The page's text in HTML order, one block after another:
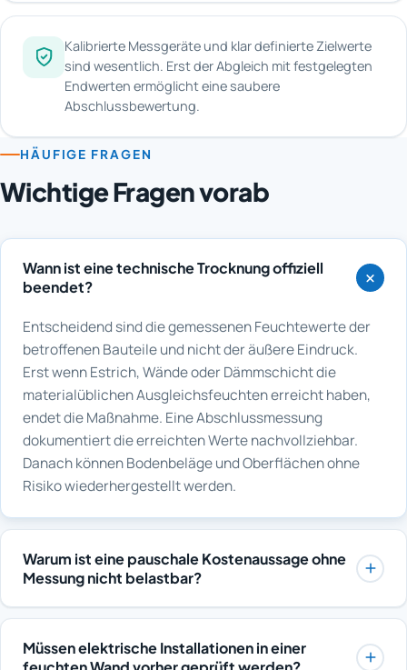
Kalibrierte Messgeräte und klar definierte Zielwerte
sind wesentlich. Erst der Abgleich mit festgelegten
Endwerten ermöglicht eine saubere
Abschlussbewertung.
HÄUFIGE FRAGEN
Wichtige Fragen vorab
Wann ist eine technische Trocknung offiziell
beendet?
Entscheidend sind die gemessenen Feuchtewerte der
betroffenen Bauteile und nicht der äußere Eindruck.
Erst wenn Estrich, Wände oder Dämmschicht die
materialüblichen Ausgleichsfeuchten erreicht haben,
endet die Maßnahme. Eine Abschlussmessung
dokumentiert die erreichten Werte nachvollziehbar.
Danach können Bodenbeläge und Oberflächen ohne
Risiko wiederhergestellt werden.
Warum ist eine pauschale Kostenaussage ohne
Messung nicht belastbar?
Der tatsächliche Aufwand hängt von der unsichtbaren
Ausbreitung der Feuchtigkeit ab, und diese wird erst
durch eine Messung sichtbar. Eine Pauschale ohne
Müssen elektrische Installationen in einer